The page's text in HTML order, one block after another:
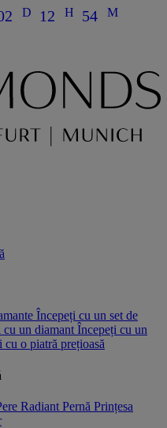
D 12 H 54 M
Începeți cu un set de
cu un diamantÎncepeți cu un
cu o piatră prețioasă
Radiant Pernă Prințesa